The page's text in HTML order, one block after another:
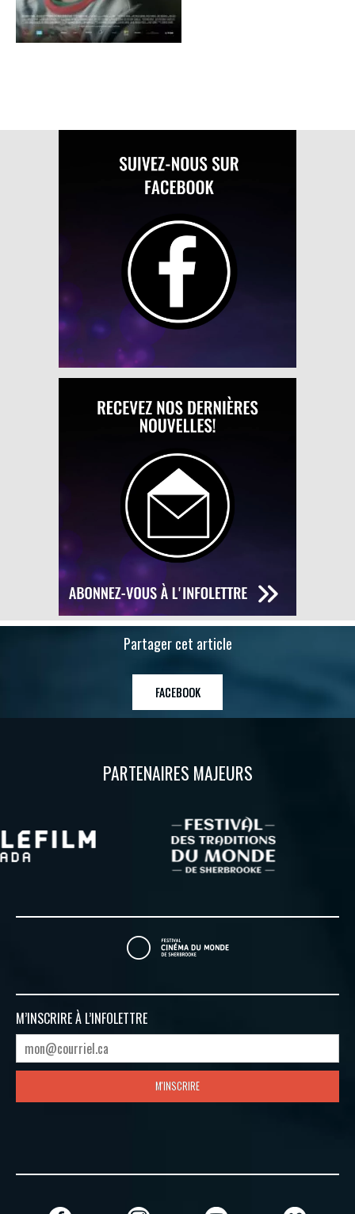
Partager cet article
FACEBOOK
PARTENAIRES MAJEURS
M’INSCRIRE À L’INFOLETTRE
M'INSCRIRE